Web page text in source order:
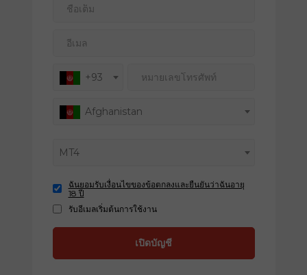
ชื่อเต็ม
อีเมล
+93 หมายเลขโทรศัพท์
Afghanistan
MT4
ฉันยอมรับเงื่อนไขของข้อตกลงและยืนยันว่าฉันอายุ
18 ปี
รับอีเมลเริ่มต้นการใช้งาน